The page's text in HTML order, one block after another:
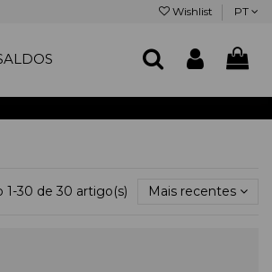
Wishlist PT
1-30 de 30 artigo(s) Mais recentes